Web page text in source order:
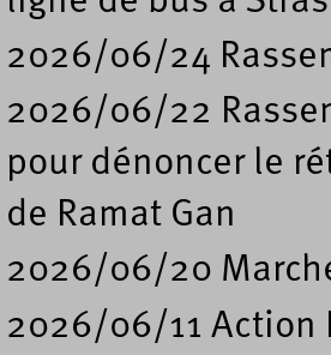
2026/06/24
2026/06/22
pour dénoncer le
de Ramat Gan
2026/06/20
2026/06/11 Action